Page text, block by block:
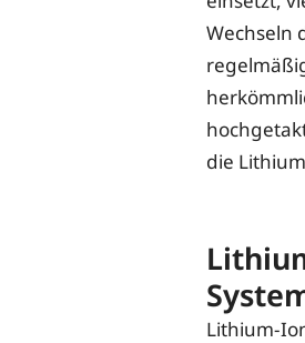
Wechseln
die
Lithium-